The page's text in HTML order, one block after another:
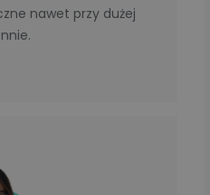
nawet przy dużej